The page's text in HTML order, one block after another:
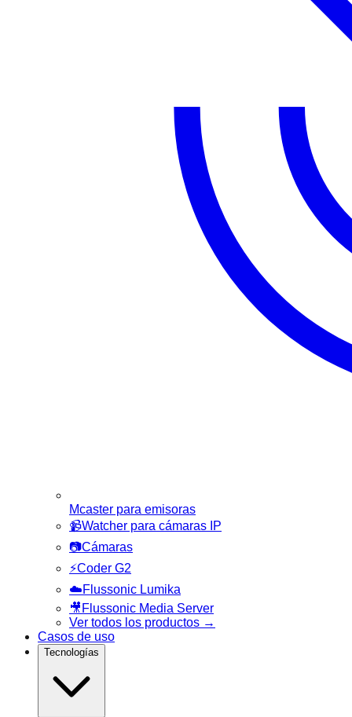
Mcaster para emisoras
📹Watcher para cámaras IP
📷Cámaras
⚡Coder G2
☁️Flussonic Lumika
🎥 Flussonic Media Server
Ver todos los productos →
Casos de uso
Tecnologías